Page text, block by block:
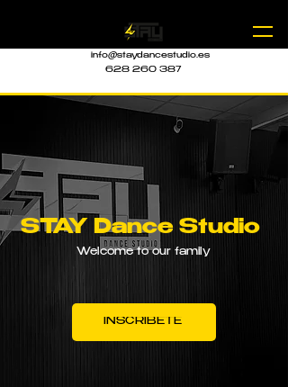
info@staydancestudio.es
628 260 387
STAY Dance Studio
Welcome to our family
INSCRÍBETE